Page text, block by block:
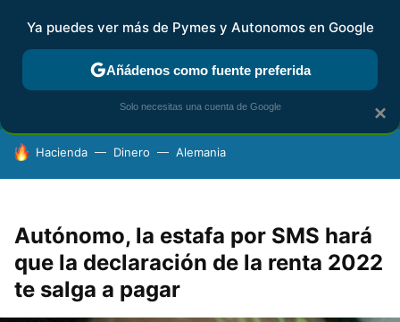
FISCALIDAD Y CONTABILIDAD KIT DIGITAL RENTA
HOY SE HABLA DE
Hacienda Dinero Alemania
Autónomo, la estafa por SMS hará
que la declaración de la renta 2022
te salga a pagar
×
Ya puedes ver más de Pymes y Autonomos en Google
Añádenos como fuente preferida
Solo necesitas una cuenta de Google